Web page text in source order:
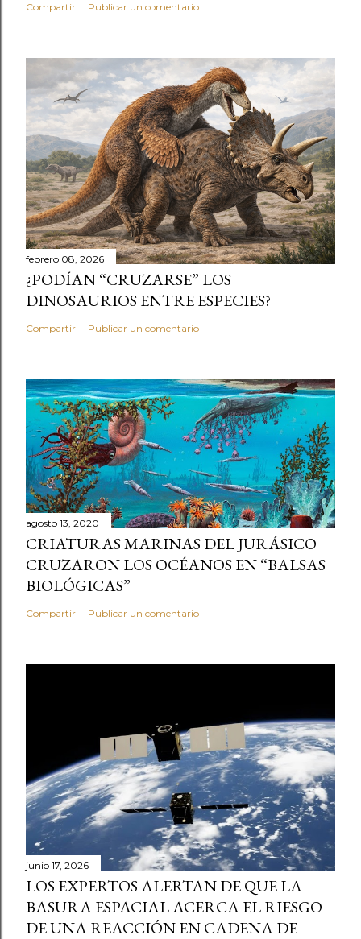
Compartir Publicar un comentario
febrero 08, 2026
¿PODÍAN “CRUZARSE” LOS
DINOSAURIOS ENTRE ESPECIES?
Compartir Publicar un comentario
agosto 13, 2020
CRIATURAS MARINAS DEL JURÁSICO
CRUZARON LOS OCÉANOS EN “BALSAS
BIOLÓGICAS”
Compartir Publicar un comentario
junio 17, 2026
LOS EXPERTOS ALERTAN DE QUE LA
BASURA ESPACIAL ACERCA EL RIESGO
DE UNA REACCIÓN EN CADENA DE